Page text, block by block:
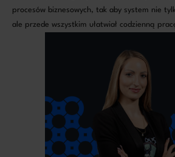
procesów biznesowych, tak aby system nie
ale przede wszystkim ułatwiał codzienną